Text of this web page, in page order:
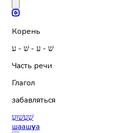
Корень
שׁ - ע - שׁ - ע
Часть речи
Глагол
забавляться
שַׁעְשׁוּעַ
шаашуа